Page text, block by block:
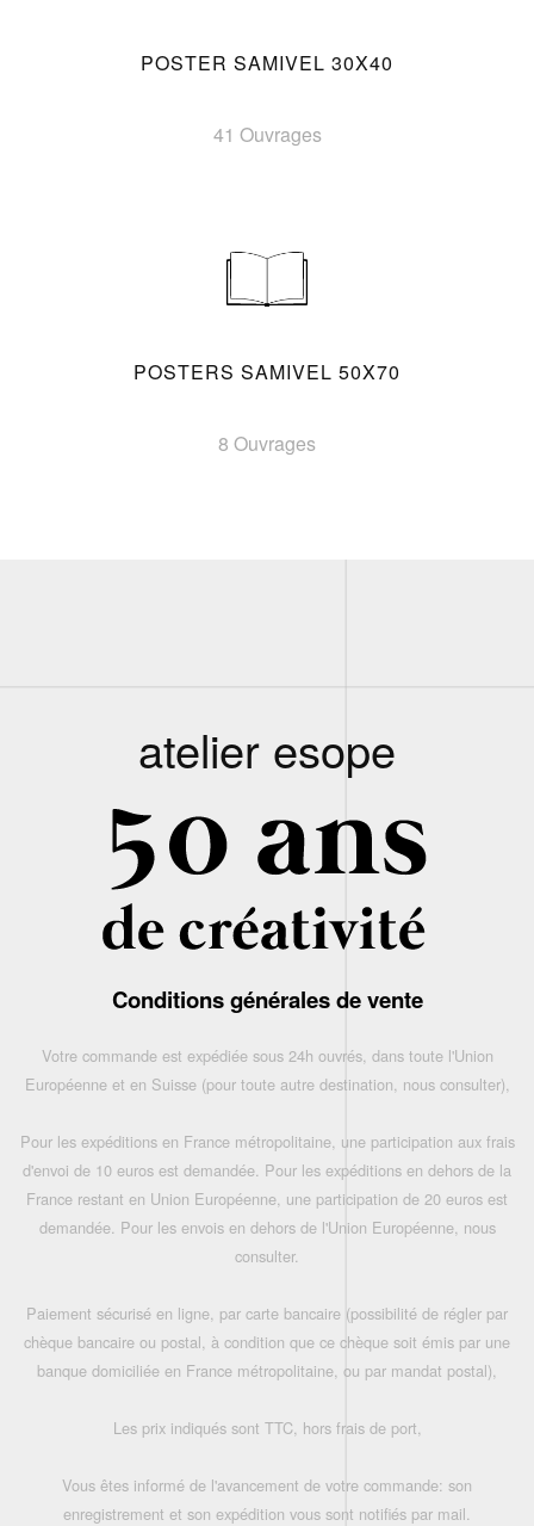
POSTER SAMIVEL 30X40
41 Ouvrages
POSTERS SAMIVEL 50X70
8 Ouvrages
atelier esope
Conditions générales de vente
Votre commande est expédiée sous 24h ouvrés, dans toute l'Union
Européenne et en Suisse (pour toute autre destination, nous consulter),
Pour les expéditions en France métropolitaine, une participation aux frais
d'envoi de 10 euros est demandée. Pour les expéditions en dehors de la
France restant en Union Européenne, une participation de 20 euros est
demandée. Pour les envois en dehors de l'Union Européenne, nous
consulter.
Paiement sécurisé en ligne, par carte bancaire (possibilité de régler par
chèque bancaire ou postal, à condition que ce chèque soit émis par une
banque domiciliée en France métropolitaine, ou par mandat postal),
Les prix indiqués sont TTC, hors frais de port,
Vous êtes informé de l'avancement de votre commande: son
enregistrement et son expédition vous sont notifiés par mail.